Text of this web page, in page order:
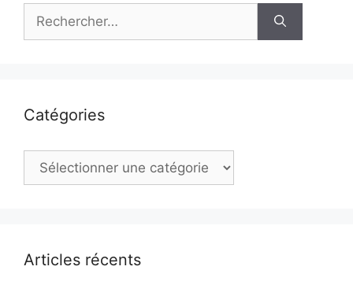
Rechercher :
Catégories
Catégories
Articles récents